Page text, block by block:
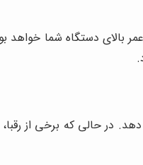
دستگاه شما خواهد
در حالی که برخی از